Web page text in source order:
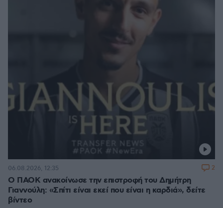
Ο ΠΑΟΚ ανακοίνωσε την επιστροφή του Δημήτρη
Γιαννούλη: «Σπίτι είναι εκεί που είναι η καρδιά», δείτε
βίντεο
06.08.2026, 12:35 2